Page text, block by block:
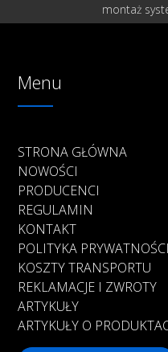
montaż
Menu
STRONA GŁÓWNA
NOWOŚCI
PRODUCENCI
REGULAMIN
KONTAKT
POLITYKA PRYWATNOŚCI
KOSZTY TRANSPORTU
REKLAMACJE I ZWROTY
ARTYKUŁY
ARTYKUŁY O